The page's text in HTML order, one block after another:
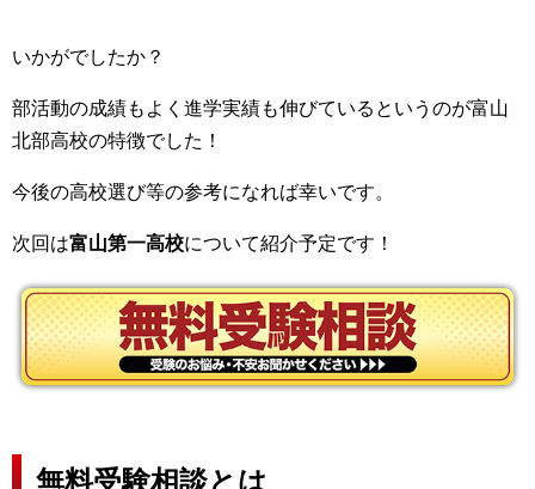
いかがでしたか？
部活動の成績もよく進学実績も伸びているというのが富山
北部高校の特徴でした！
今後の高校選び等の参考になれば幸いです。
次回は富山第一高校について紹介予定です！
無料受験相談とは